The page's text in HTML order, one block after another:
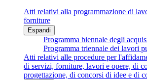
Atti relativi alla programmazione di
forniture
Espandi
Programma biennale degli
Programma triennale dei lavori
Atti relativi alle procedure per
di servizi, forniture, lavori e opere, di
progettazione, di concorsi di idee e di